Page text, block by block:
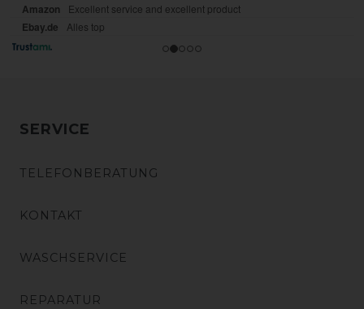
SERVICE
TELEFONBERATUNG
KONTAKT
WASCHSERVICE
REPARATUR